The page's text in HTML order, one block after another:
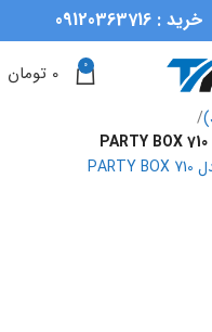
خرید : 09120363716
0
0 تومان